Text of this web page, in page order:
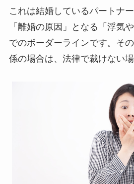
これは結婚しているパートナ
「離婚の原因」となる「浮気
でのボーダーラインです。そ
係の場合は、法律で裁けない場